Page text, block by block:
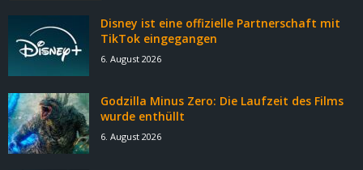
Disney ist eine offizielle Partnerschaft mit
TikTok eingegangen
6. August 2026
Godzilla Minus Zero: Die Laufzeit des Films
wurde enthüllt
6. August 2026